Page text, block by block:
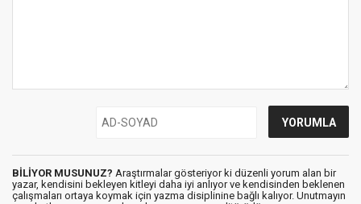
BİLİYOR MUSUNUZ? Araştırmalar gösteriyor ki düzenli yorum alan bir
yazar, kendisini bekleyen kitleyi daha iyi anlıyor ve kendisinden beklenen
çalışmaları ortaya koymak için yazma disiplinine bağlı kalıyor. Unutmayın